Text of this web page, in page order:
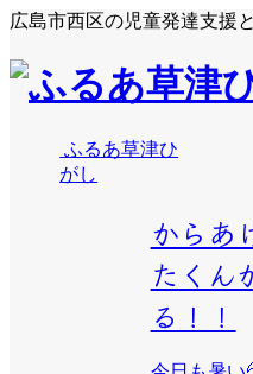
広島市西区の児童発達支援
ふるあ草津ひ
がし
からあ
たくん
る！！